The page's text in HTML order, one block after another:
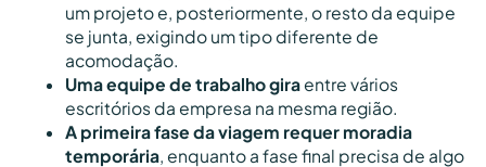
um projeto e, posteriormente, o resto da equipe
se junta, exigindo um tipo diferente de
acomodação.
Uma equipe de trabalho giraentre vários
escritórios da empresa na mesma região.
A primeira fase da viagem requer moradia
temporária, enquanto a fase final precisa de algo